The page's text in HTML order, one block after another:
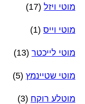
מוטי ויזל (17)
מוטי וייס (1)
מוטי לייכטר (13)
מוטי שטיינמץ (5)
מוטלע רוקח (3)